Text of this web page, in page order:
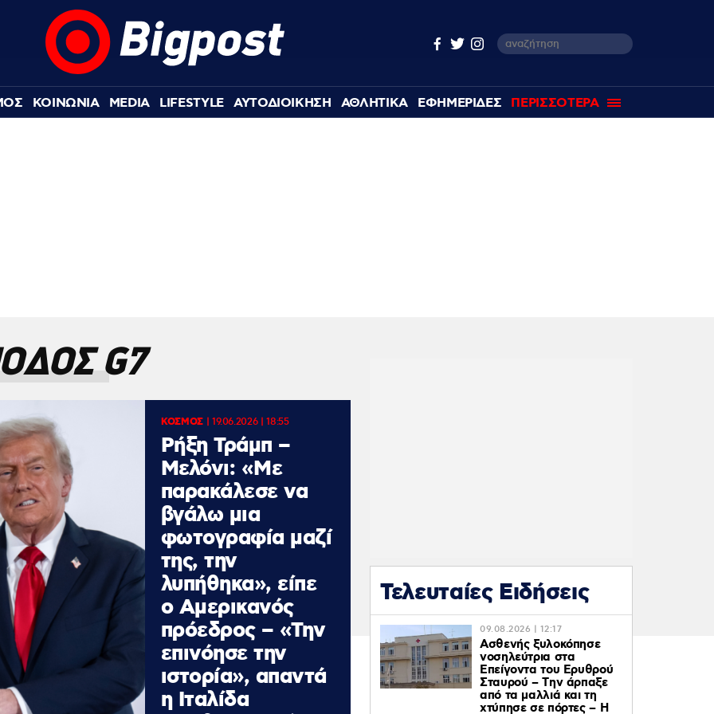
ΚΟΙΝΩΝΙΑ MEDIA LIFESTYLE ΑΥΤΟΔΙΟΙΚΗΣΗ ΑΘΛΗΤΙΚΑ ΕΦΗΜΕΡΙΔΕΣ ΠΕΡΙΣΣΟΤΕΡΑ
G7
ΚΟΣΜΟΣ| 19.06.2026 | 18:55
Ρήξη Τράμπ –
Μελόνι: «Με
παρακάλεσε να
βγάλω μια
φωτογραφία μαζί
της, την
λυπήθηκα», είπε
ο Αμερικανός
πρόεδρος – «Την
επινόησε την
ιστορία», απαντά
η Ιταλίδα
Τελευταίες Ειδήσεις
09.08.2026 | 12:17
Ασθενής ξυλοκόπησε
νοσηλεύτρια στα
Επείγοντα του Ερυθρού
Σταυρού – Tην άρπαξε
από τα μαλλιά και τη
χτύπησε σε πόρτες – Η